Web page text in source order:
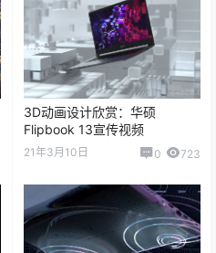
3D动画设计欣赏：华硕
Flipbook 13宣传视频
21年3月10日 0 723